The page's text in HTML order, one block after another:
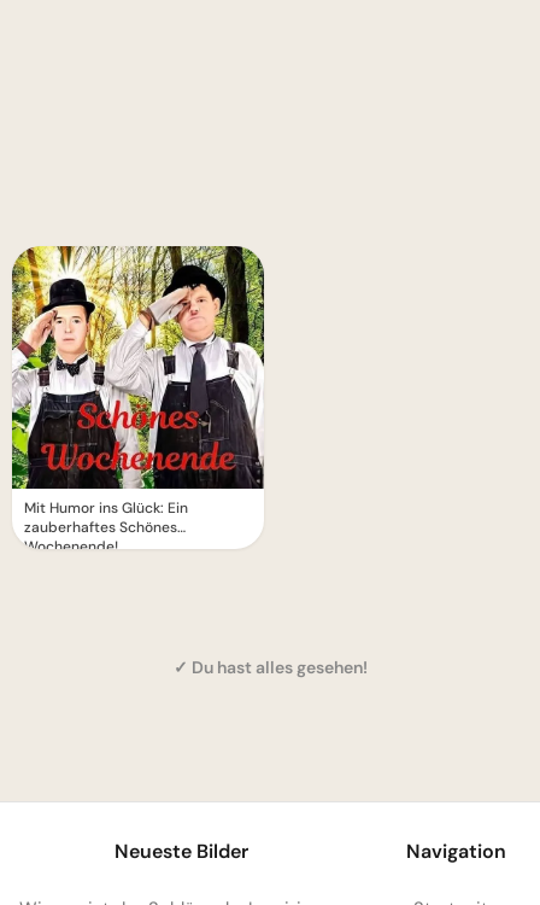
Mit Humor ins Glück: Ein
zauberhaftes Schönes
Wochenende!
✓ Du hast alles gesehen!
Neueste Bilder Navigation